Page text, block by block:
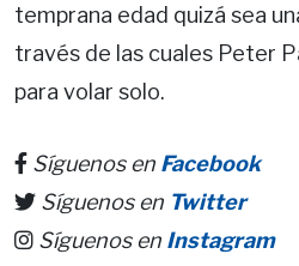
temprana edad quizá sea
través de las cuales Peter
para volar solo.
Síguenos en Facebook
Síguenos en Twitter
Síguenos en Instagram